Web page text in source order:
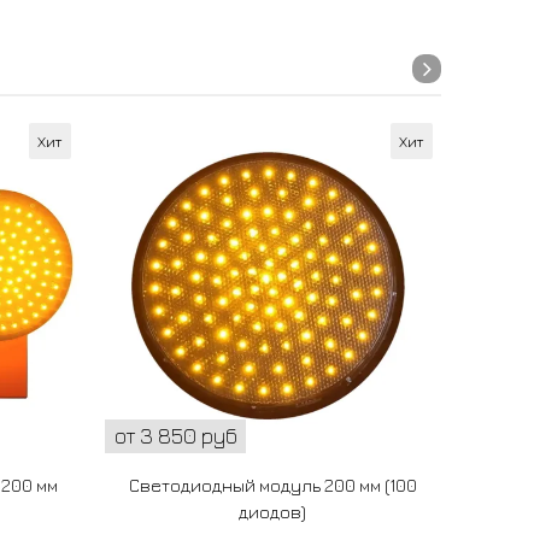
Хит
мм
Хит
от 3 850 руб
Светодиодный модуль 200 мм (100
диодов)